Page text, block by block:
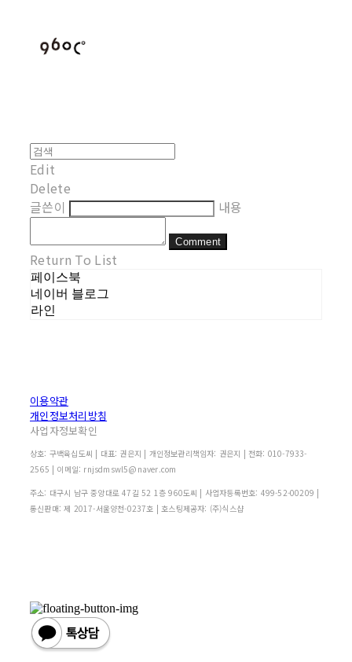
Edit
Delete
글쓴이
내용
Comment
Return To List
페이스북
네이버 블로그
라인
이용약관
개인정보처리방침
사업자정보확인
상호: 구백육십도씨 | 대표: 권은지 | 개인정보관리책임자: 권은지 | 전화: 010-7933-
2565 | 이메일: rnjsdmswl5@naver.com
주소: 대구시 남구 중앙대로 47길 52 1층 960도씨 | 사업자등록번호: 499-52-00209 |
통신판매:제 2017-서울양천-0237호 | 호스팅제공자: (주)식스샵